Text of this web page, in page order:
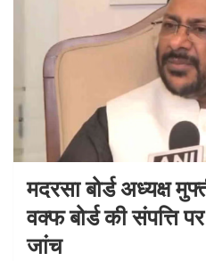
मदरसा बोर्ड अध्यक्ष
वक्फ बोर्ड की संपत्ति
जांच